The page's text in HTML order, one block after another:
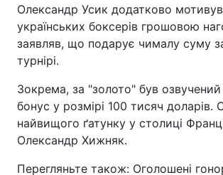
Олександр Усик додатково
українських боксерів грошовою
заявляв, що подарує чималу суму
турнірі.
Зокрема, за "золото" був
бонус у розмірі 100 тисяч доларів.
найвищого ґатунку у столиці
Олександр Хижняк.
Перегляньте також: Оголошені